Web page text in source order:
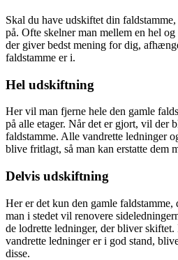
Skal du have udskiftet din
på. Ofte skelner man mellem en hel
der giver bedst mening for dig,
faldstamme er i.
Hel udskiftning
Her vil man fjerne hele den gamle
på alle etager. Når det er gjort, vil der
faldstamme. Alle vandrette ledninger
blive fritlagt, så man kan erstatte dem
Delvis udskiftning
Her er det kun den gamle
man i stedet vil renovere
de lodrette ledninger, der bliver
vandrette ledninger er i god stand,
disse.